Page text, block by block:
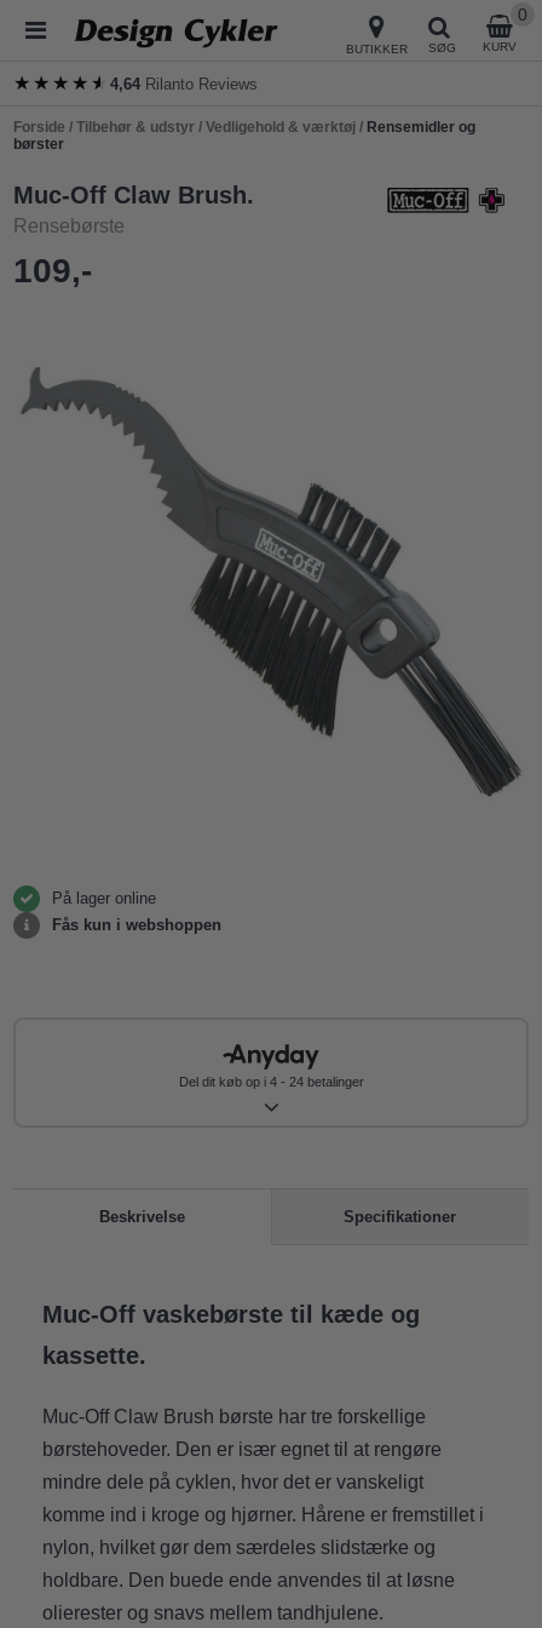
BUTIKKER SØG KURV
0
★★★★★
★★★★★4,64 Rilanto Reviews
Forside /Tilbehør & udstyr /Vedligehold & værktøj / Rensemidler og
børster
Muc-Off Claw Brush.
Rensebørste
109,-
På lager online
Fås kun i webshoppen
Del dit køb op i 4 - 24 betalinger
Beskrivelse Specifikationer
Muc-Off vaskebørste til kæde og
kassette.
Muc-Off Claw Brush børste har tre forskellige
børstehoveder. Den er især egnet til at rengøre
mindre dele på cyklen, hvor det er vanskeligt
komme ind i kroge og hjørner. Hårene er fremstillet i
nylon, hvilket gør dem særdeles slidstærke og
holdbare. Den buede ende anvendes til at løsne
olierester og snavs mellem tandhjulene.